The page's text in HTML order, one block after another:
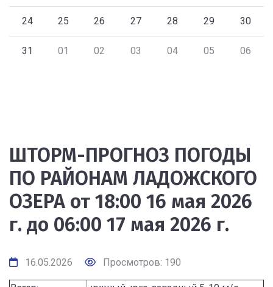
24 25 26 27 28 29 30
31 01 02 03 04 05 06
ШТОРМ-ПРОГНОЗ ПОГОДЫ
ПО РАЙОНАМ ЛАДОЖСКОГО
ОЗЕРА от 18:00 16 мая 2026
г. до 06:00 17 мая 2026 г.
16.05.2026 Просмотров: 190